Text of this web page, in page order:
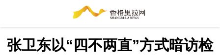
张卫东以“四不两直”方式暗访检